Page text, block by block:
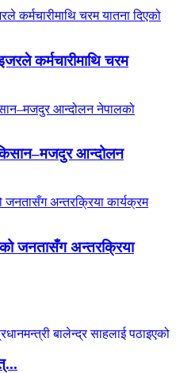
कर्मचारीमाथि चरम
किसान–मजदुर आन्दोलन
जनतासँग अन्तरक्रिया